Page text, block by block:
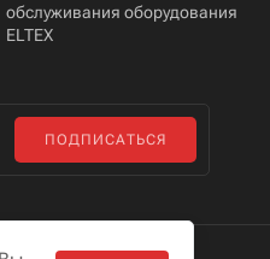
обслуживания оборудования
ELTEX
ПОДПИСАТЬСЯ